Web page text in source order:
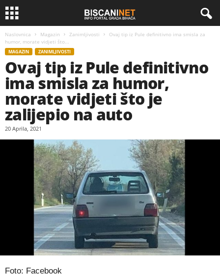
Naslovnica Magazin Zanimljivosti
Ovaj tip iz Pule definitivno ima smisla za
humor, morate vidjeti što...
MAGAZIN ZANIMLJIVOSTI
Ovaj tip iz Pule definitivno
ima smisla za humor,
morate vidjeti što je
zalijepio na auto
20 Aprila, 2021
Foto: Facebook